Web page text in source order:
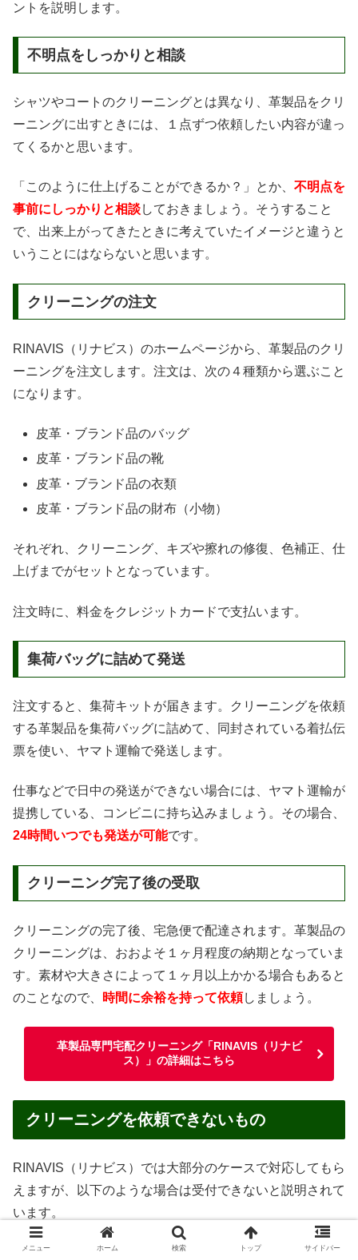
ントを説明します。
不明点をしっかりと相談
シャツやコートのクリーニングとは異なり、革製品をクリ
ーニングに出すときには、１点ずつ依頼したい内容が違っ
てくるかと思います。
「このように仕上げることができるか？」とか、 不明点を
事前にしっかりと相談しておきましょう。そうすること
で、出来上がってきたときに考えていたイメージと違うと
いうことにはならないと思います。
クリーニングの注文
RINAVIS（リナビス）のホームページから、革製品のクリ
ーニングを注文します。注文は、次の４種類から選ぶこと
になります。
皮革・ブランド品のバッグ
皮革・ブランド品の靴
皮革・ブランド品の衣類
皮革・ブランド品の財布（小物）
それぞれ、クリーニング、キズや擦れの修復、色補正、仕
上げまでがセットとなっています。
注文時に、料金をクレジットカードで支払います。
集荷バッグに詰めて発送
注文すると、集荷キットが届きます。クリーニングを依頼
する革製品を集荷バッグに詰めて、同封されている着払伝
票を使い、ヤマト運輸で発送します。
仕事などで日中の発送ができない場合には、ヤマト運輸が
提携している、コンビニに持ち込みましょう。その場合、
24時間いつでも発送が可能です。
クリーニング完了後の受取
クリーニングの完了後、宅急便で配達されます。革製品の
クリーニングは、おおよそ１ヶ月程度の納期となっていま
す。素材や大きさによって１ヶ月以上かかる場合もあると
のことなので、
時間に余裕を持って依頼しましょう。
革製品専門宅配クリーニング「RINAVIS（リナビ
ス）」の詳細はこちら
クリーニングを依頼できないもの
RINAVIS（リナビス）では大部分のケースで対応してもら
えますが、以下のような場合は受付できないと説明されて
います。
汚物・嘔吐物がついたままのもの
メニュー ホーム 検索 トップ サイドバー